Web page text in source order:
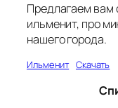
Предлагаем вам
ильменит, про
нашего города.
Ильменит Скачать